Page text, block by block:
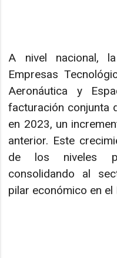
A nivel nacional,
Empresas
Aeronáutica y
facturación conjunta
en 2023, un
anterior. Este
de los niveles
consolidando al
pilar económico en el